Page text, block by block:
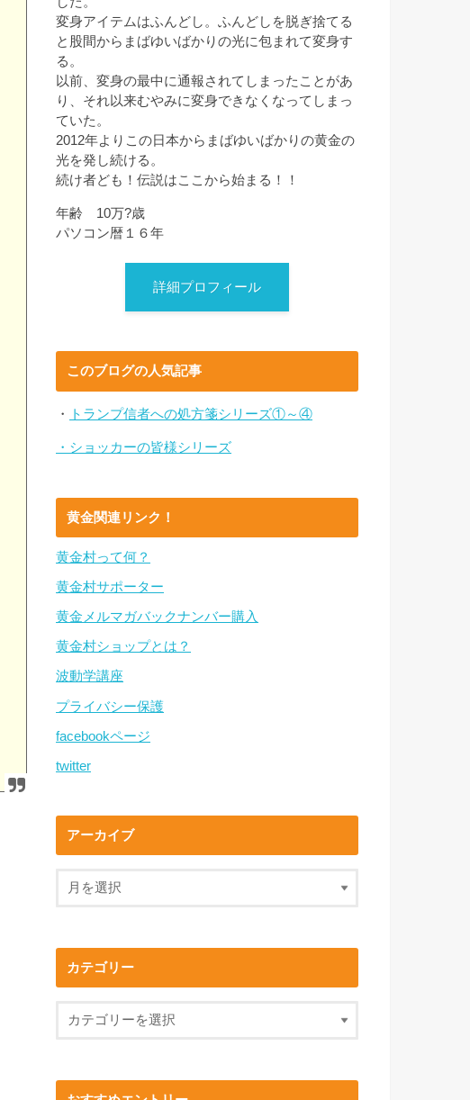
変身アイテムはふんどし。ふんどしを脱ぎ捨てる
と股間からまばゆいばかりの光に包まれて変身す
る。
以前、変身の最中に通報されてしまったことがあ
り、それ以来むやみに変身できなくなってしまっ
ていた。
2012年よりこの日本からまばゆいばかりの黄金の
光を発し続ける。
続け者ども！伝説はここから始まる！！
年齢 10万?歳
パソコン暦１６年
詳細プロフィール
このブログの人気記事
・ トランプ信者への処方箋シリーズ①～④
・ショッカーの皆様シリーズ
黄金関連リンク！
黄金村って何？
黄金村サポーター
黄金メルマガバックナンバー購入
黄金村ショップとは？
波動学講座
プライバシー保護
facebookページ
twitter
アーカイブ
カテゴリー